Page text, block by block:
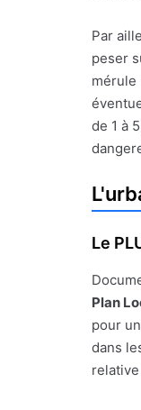
Par
peser
mérule
de 1 à
Le
Plan
pour
dans